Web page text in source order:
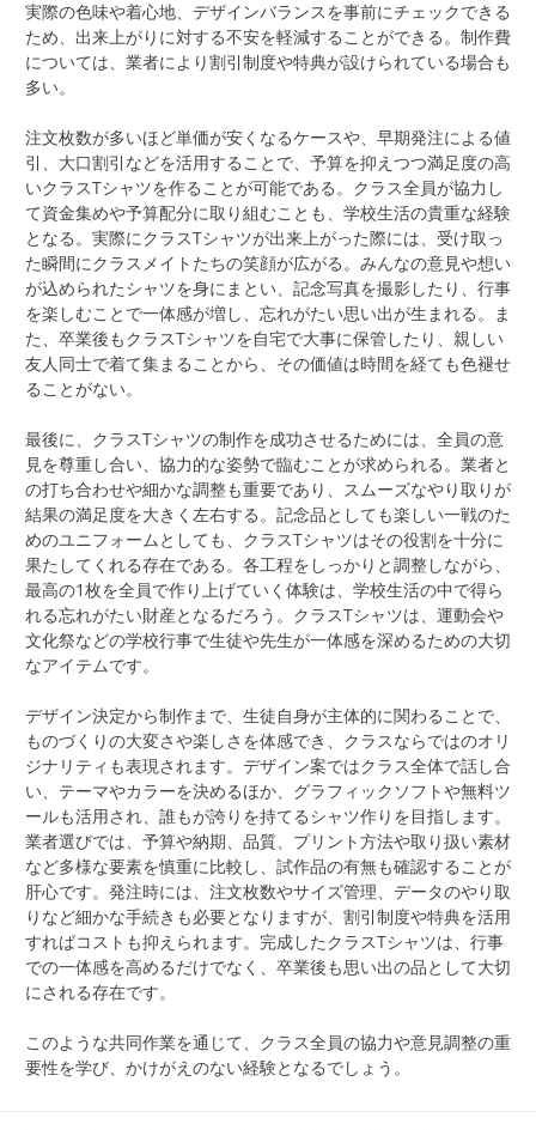
実際の色味や着心地、デザインバランスを事前にチェックできる
ため、出来上がりに対する不安を軽減することができる。制作費
については、業者により割引制度や特典が設けられている場合も
多い。
注文枚数が多いほど単価が安くなるケースや、早期発注による値
引、大口割引などを活用することで、予算を抑えつつ満足度の高
いクラスTシャツを作ることが可能である。クラス全員が協力し
て資金集めや予算配分に取り組むことも、学校生活の貴重な経験
となる。実際にクラスTシャツが出来上がった際には、受け取っ
た瞬間にクラスメイトたちの笑顔が広がる。みんなの意見や想い
が込められたシャツを身にまとい、記念写真を撮影したり、行事
を楽しむことで一体感が増し、忘れがたい思い出が生まれる。ま
た、卒業後もクラスTシャツを自宅で大事に保管したり、親しい
友人同士で着て集まることから、その価値は時間を経ても色褪せ
ることがない。
最後に、クラスTシャツの制作を成功させるためには、全員の意
見を尊重し合い、協力的な姿勢で臨むことが求められる。業者と
の打ち合わせや細かな調整も重要であり、スムーズなやり取りが
結果の満足度を大きく左右する。記念品としても楽しい一戦のた
めのユニフォームとしても、クラスTシャツはその役割を十分に
果たしてくれる存在である。各工程をしっかりと調整しながら、
最高の1枚を全員で作り上げていく体験は、学校生活の中で得ら
れる忘れがたい財産となるだろう。クラスTシャツは、運動会や
文化祭などの学校行事で生徒や先生が一体感を深めるための大切
なアイテムです。
デザイン決定から制作まで、生徒自身が主体的に関わることで、
ものづくりの大変さや楽しさを体感でき、クラスならではのオリ
ジナリティも表現されます。デザイン案ではクラス全体で話し合
い、テーマやカラーを決めるほか、グラフィックソフトや無料ツ
ールも活用され、誰もが誇りを持てるシャツ作りを目指します。
業者選びでは、予算や納期、品質、プリント方法や取り扱い素材
など多様な要素を慎重に比較し、試作品の有無も確認することが
肝心です。発注時には、注文枚数やサイズ管理、データのやり取
りなど細かな手続きも必要となりますが、割引制度や特典を活用
すればコストも抑えられます。完成したクラスTシャツは、行事
での一体感を高めるだけでなく、卒業後も思い出の品として大切
にされる存在です。
このような共同作業を通じて、クラス全員の協力や意見調整の重
要性を学び、かけがえのない経験となるでしょう。